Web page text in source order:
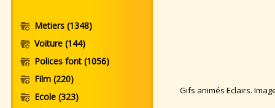
Metiers (1348)
Voiture (144)
Polices font (1056)
Film (220)
Ecole (323)
Gifs animés Eclairs.